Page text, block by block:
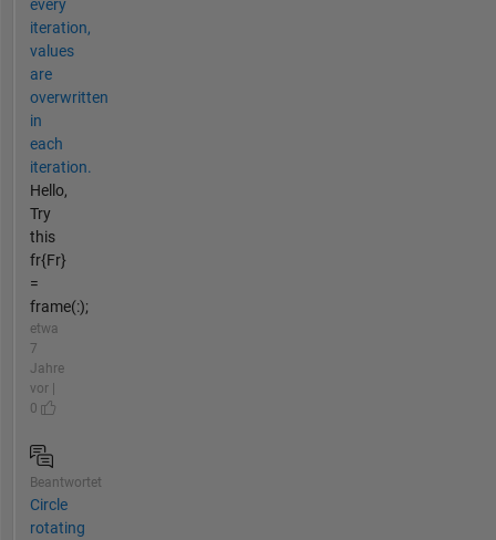
every
iteration,
values
are
overwritten
in
each
iteration.
Hello,
Try
this
fr{Fr}
=
frame(:);
etwa
7
Jahre
vor |
0
Beantwortet
Circle
rotating